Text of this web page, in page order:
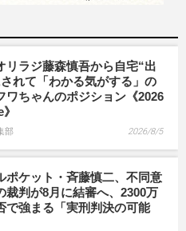
リラジ藤森慎吾から自宅“出
れて「わかる気がする」の
ワちゃんのポジション《2026
部 2026/8/5
ポケット・斉藤慎二、不同意
裁判が8月に結審へ、2300万
で強まる「実刑判決の可能